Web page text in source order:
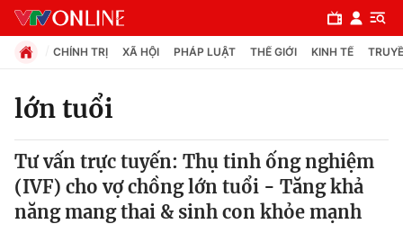
Chuyên mục
Chính trị
CHÍNH TRỊ XÃ HỘI PHÁP LUẬT THẾ GIỚI KINH TẾ
lớn tuổi
Tư vấn trực tuyến: Thụ tinh ống nghiệm
(IVF) cho vợ chồng lớn tuổi - Tăng khả
năng mang thai & sinh con khỏe mạnh